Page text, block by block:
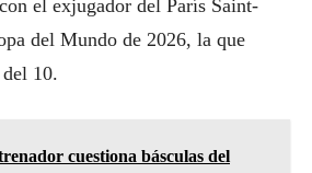
el exjugador del París Saint-
del Mundo de 2026, la que
10.
cuestiona básculas del